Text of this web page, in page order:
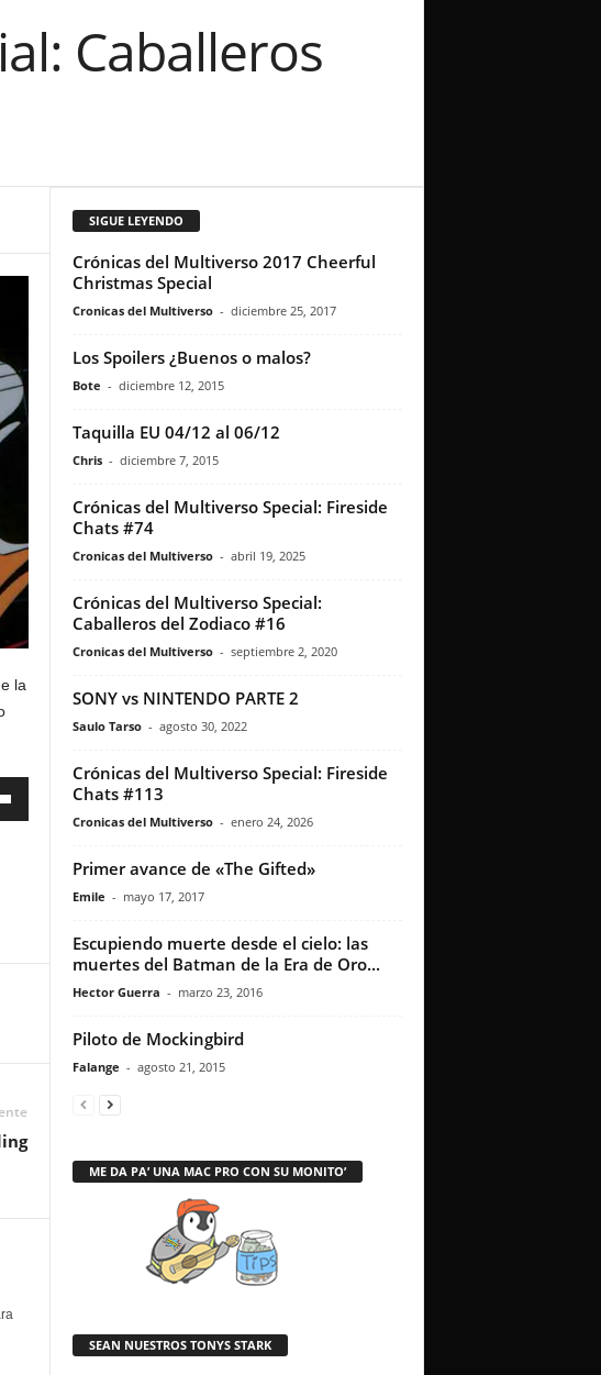
Caballeros
la
SIGUE LEYENDO
Crónicas del Multiverso 2017 Cheerful
Christmas Special
Cronicas del Multiverso - diciembre 25, 2017
Los Spoilers ¿Buenos o malos?
Bote - diciembre 12, 2015
Taquilla EU 04/12 al 06/12
Chris - diciembre 7, 2015
Crónicas del Multiverso Special: Fireside
Chats #74
Cronicas del Multiverso - abril 19, 2025
Crónicas del Multiverso Special:
Caballeros del Zodiaco #16
Cronicas del Multiverso - septiembre 2, 2020
SONY vs NINTENDO PARTE 2
Saulo Tarso - agosto 30, 2022
Crónicas del Multiverso Special: Fireside
Chats #113
Cronicas del Multiverso - enero 24, 2026
Primer avance de «The Gifted»
Emile - mayo 17, 2017
Escupiendo muerte desde el cielo: las
muertes del Batman de la Era de Oro...
Hector Guerra - marzo 23, 2016
Piloto de Mockingbird
Falange - agosto 21, 2015
ME DA PA’ UNA MAC PRO CON SU MONITO’
SEAN NUESTROS TONYS STARK